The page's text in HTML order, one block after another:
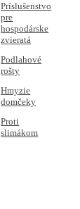
Príslušenstvo
pre
hospodárske
zvieratá
Podlahové
rošty
Hmyzie
domčeky
Proti
slimákom